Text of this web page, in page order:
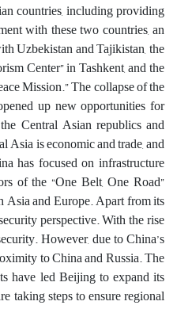
countries, including providing
with these two countries, an
Uzbekistan and Tajikistan, the
Center” in Tashkent, and the
Mission.” The collapse of the
up new opportunities for
Central Asian republics and
Asia is economic and trade, and
has focused on infrastructure
of the “One Belt, One Road”
Asia and Europe. Apart from its
perspective. With the rise
However, due to China’s
to China and Russia. The
have led Beijing to expand its
taking steps to ensure regional